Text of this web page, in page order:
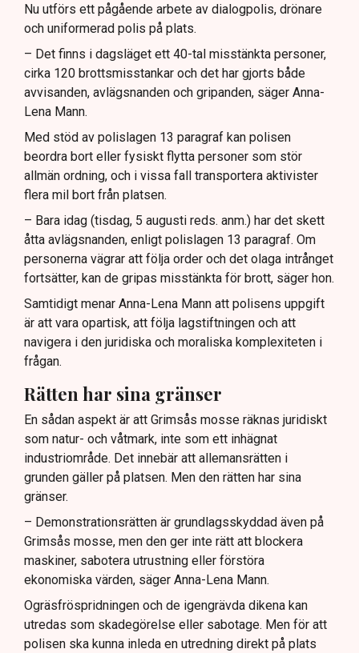
Nu utförs ett pågående arbete av dialogpolis, drönare
och uniformerad polis på plats.
– Det finns i dagsläget ett 40-tal misstänkta personer,
cirka 120 brottsmisstankar och det har gjorts både
avvisanden, avlägsnanden och gripanden, säger Anna-
Lena Mann.
Med stöd av polislagen 13 paragraf kan polisen
beordra bort eller fysiskt flytta personer som stör
allmän ordning, och i vissa fall transportera aktivister
flera mil bort från platsen.
– Bara idag (tisdag, 5 augusti reds. anm.) har det skett
åtta avlägsnanden, enligt polislagen 13 paragraf. Om
personerna vägrar att följa order och det olaga intrånget
fortsätter, kan de gripas misstänkta för brott, säger hon.
Samtidigt menar Anna-Lena Mann att polisens uppgift
är att vara opartisk, att följa lagstiftningen och att
navigera i den juridiska och moraliska komplexiteten i
frågan.
Rätten har sina gränser
En sådan aspekt är att Grimsås mosse räknas juridiskt
som natur- och våtmark, inte som ett inhägnat
industriområde. Det innebär att allemansrätten i
grunden gäller på platsen. Men den rätten har sina
gränser.
– Demonstrationsrätten är grundlagsskyddad även på
Grimsås mosse, men den ger inte rätt att blockera
maskiner, sabotera utrustning eller förstöra
ekonomiska värden, säger Anna-Lena Mann.
Ogräsfröspridningen och de igengrävda dikena kan
utredas som skadegörelse eller sabotage. Men för att
polisen ska kunna inleda en utredning direkt på plats